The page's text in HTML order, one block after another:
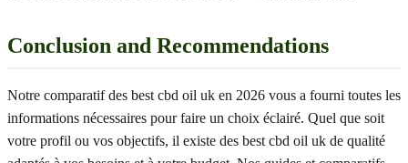
Conclusion and Recommendations
Notre comparatif des best cbd oil uk en 2026 vous a fourni toutes les
informations nécessaires pour faire un choix éclairé. Quel que soit
votre profil ou vos objectifs, il existe des best cbd oil uk de qualité